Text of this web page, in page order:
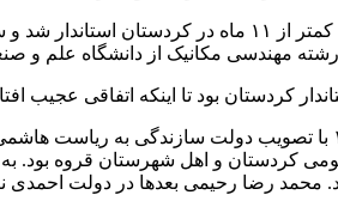
کردستان استاندار شد و سپس
رشته مهندسی مکانیک از دانشگاه
محمد رضا رحیمی بعدها در دولت